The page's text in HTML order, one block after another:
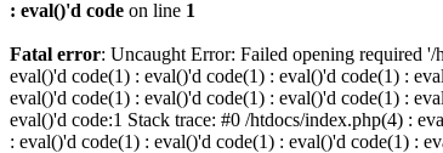
: eval()'d code on line 1
Fatal error: Uncaught Error: Failed opening required
eval()'d code(1) : eval()'d code(1) : eval()'d code(1) :
eval()'d code(1) : eval()'d code(1) : eval()'d code(1) :
eval()'d code:1 Stack trace: #0 /htdocs/index.php(4) :
: eval()'d code(1) : eval()'d code(1) : eval()'d code(1) :